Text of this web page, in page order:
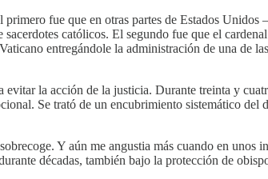
fue que en otras partes de Estados
católicos. El segundo fue que el
entregándole la administración de una de
la acción de la justicia. Durante treinta y
Se trató de un encubrimiento sistemático del
Y aún me angustia más cuando en unos
décadas, también bajo la protección de